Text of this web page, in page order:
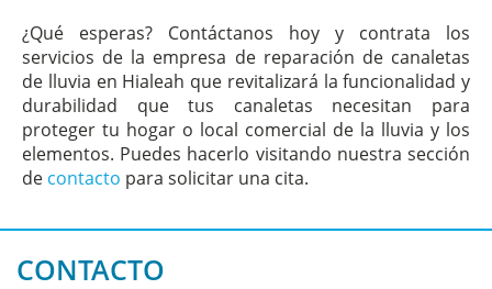
¿Qué esperas? Contáctanos hoy y contrata los
servicios de la empresa de reparación de canaletas
de lluvia en Hialeah que revitalizará la funcionalidad y
durabilidad que tus canaletas necesitan para
proteger tu hogar o local comercial de la lluvia y los
elementos. Puedes hacerlo visitando nuestra sección
de contacto para solicitar una cita.
CONTACTO